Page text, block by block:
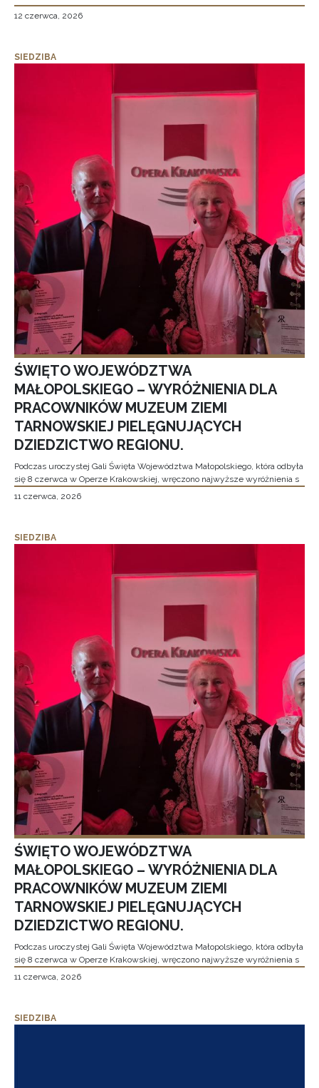
12 czerwca, 2026
SIEDZIBA
ŚWIĘTO WOJEWÓDZTWA
MAŁOPOLSKIEGO – WYRÓŻNIENIA DLA
PRACOWNIKÓW MUZEUM ZIEMI
TARNOWSKIEJ PIELĘGNUJĄCYCH
DZIEDZICTWO REGIONU.
Podczas uroczystej Gali Święta Województwa Małopolskiego, która odbyła
się 8 czerwca w Operze Krakowskiej, wręczono najwyższe wyróżnienia s
11 czerwca, 2026
SIEDZIBA
ŚWIĘTO WOJEWÓDZTWA
MAŁOPOLSKIEGO – WYRÓŻNIENIA DLA
PRACOWNIKÓW MUZEUM ZIEMI
TARNOWSKIEJ PIELĘGNUJĄCYCH
DZIEDZICTWO REGIONU.
Podczas uroczystej Gali Święta Województwa Małopolskiego, która odbyła
się 8 czerwca w Operze Krakowskiej, wręczono najwyższe wyróżnienia s
11 czerwca, 2026
SIEDZIBA